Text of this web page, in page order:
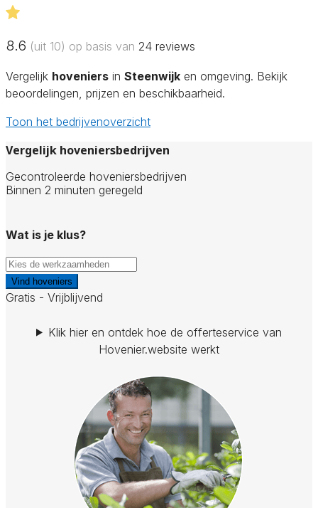
8.6 (uit 10) op basis van 24 reviews
Vergelijk hoveniers in Steenwijk en omgeving. Bekijk
beoordelingen, prijzen en beschikbaarheid.
Toon het bedrijvenoverzicht
Vergelijk hoveniersbedrijven
Gecontroleerde hoveniersbedrijven
Binnen 2 minuten geregeld
Wat is je klus?
Vind hoveniers
Gratis - Vrijblijvend
Klik hier en ontdek hoe de offerteservice van
Hovenier.website werkt